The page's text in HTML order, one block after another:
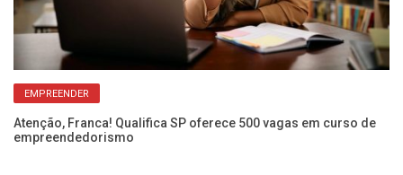
EMPREENDER
Atenção, Franca! Qualifica SP oferece 500 vagas em curso de
empreendedorismo